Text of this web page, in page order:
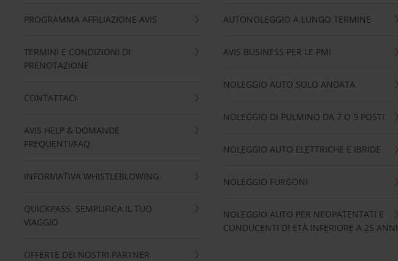
PROGRAMMA AFFILIAZIONE AVIS
TERMINI E CONDIZIONI DI
PRENOTAZIONE
CONTATTACI
AVIS HELP & DOMANDE
FREQUENTI/FAQ
INFORMATIVA WHISTLEBLOWING
QUICKPASS: SEMPLIFICA IL TUO
VIAGGIO
OFFERTE DEI NOSTRI PARTNER
AUTONOLEGGIO A LUNGO TERMINE
AVIS BUSINESS PER LE PMI
NOLEGGIO AUTO SOLO ANDATA
NOLEGGIO DI PULMINO DA 7 O 9 POSTI
NOLEGGIO AUTO ELETTRICHE E IBRIDE
NOLEGGIO FURGONI
NOLEGGIO AUTO PER NEOPATENTATI E
CONDUCENTI DI ETÀ INFERIORE A 25 ANNI